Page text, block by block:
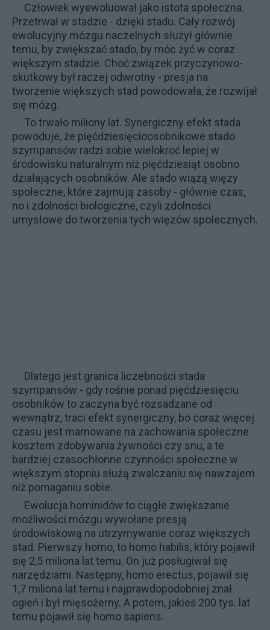
Człowiek wyewoluował jako istota społeczna.
Przetrwał w stadzie - dzięki stadu. Cały rozwój
ewolucyjny mózgu naczelnych służył głównie
temu, by zwiększać stado, by móc żyć w coraz
większym stadzie. Choć związek przyczynowo-
skutkowy był raczej odwrotny - presja na
tworzenie większych stad powodowała, że rozwijał
się mózg.
To trwało miliony lat. Synergiczny efekt stada
powoduje, że pięćdziesięcioosobnikowe stado
szympansów radzi sobie wielokroć lepiej w
środowisku naturalnym niż pięćdziesiąt osobno
działających osobników. Ale stado wiążą więzy
społeczne, które zajmują zasoby - głównie czas,
no i zdolności biologiczne, czyli zdolności
umysłowe do tworzenia tych więzów społecznych.
Dlatego jest granica liczebności stada
szympansów - gdy rośnie ponad pięćdziesięciu
osobników to zaczyna być rozsadzane od
wewnątrz, traci efekt synergiczny, bo coraz więcej
czasu jest marnowane na zachowania społeczne
kosztem zdobywania żywności czy snu, a te
bardziej czasochłonne czynności społeczne w
większym stopniu służą zwalczaniu się nawzajem
niż pomaganiu sobie.
Ewolucja hominidów to ciągłe zwiększanie
możliwości mózgu wywołane presją
środowiskową na utrzymywanie coraz większych
stad. Pierwszy homo, to homo habilis, który pojawił
się 2,5 miliona lat temu. On już posługiwał się
narzędziami. Następny, homo erectus, pojawił się
1,7 miliona lat temu i najprawdopodobniej znał
ogień i był mięsożerny. A potem, jakieś 200 tys. lat
temu pojawił się homo sapiens.